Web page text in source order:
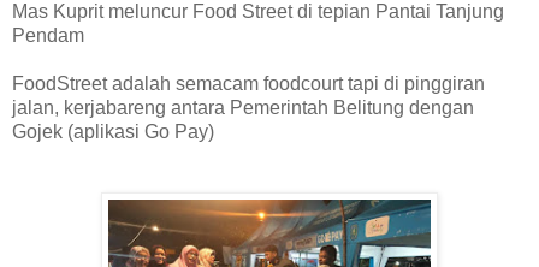
Mas Kuprit meluncur Food Street di tepian Pantai Tanjung
Pendam
FoodStreet adalah semacam foodcourt tapi di pinggiran
jalan, kerjabareng antara Pemerintah Belitung dengan
Gojek (aplikasi Go Pay)